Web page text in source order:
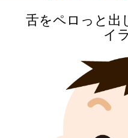
舌をペロっと出
イ